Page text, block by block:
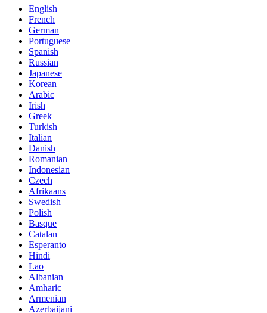
English
French
German
Portuguese
Spanish
Russian
Japanese
Korean
Arabic
Irish
Greek
Turkish
Italian
Danish
Romanian
Indonesian
Czech
Afrikaans
Swedish
Polish
Basque
Catalan
Esperanto
Hindi
Lao
Albanian
Amharic
Armenian
Azerbaijani